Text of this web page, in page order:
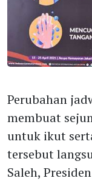
Perubahan
membuat
untuk ikut
tersebut
Saleh,